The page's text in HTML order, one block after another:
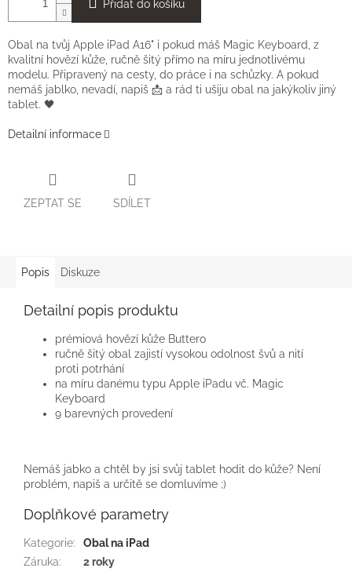
Přidat do košíku
Obal na tvůj Apple iPad A16" i pokud máš Magic Keyboard, z
kvalitní hovězí kůže, ručně šitý přímo na míru jednotlivému
modelu. Připravený na cesty, do práce i na schůzky. A pokud
nemáš jablko, nevadí, napiš 📩 a rád ti ušiju obal na jakýkoliv jiný
tablet. 🖤
Detailní informace
ZEPTAT SE SDÍLET
Popis Diskuze
Detailní popis produktu
prémiová hovězí kůže Buttero
ručně šitý obal zajistí vysokou odolnost švů a nití
proti potrhání
na míru danému typu Apple iPadu vč. Magic
Keyboard
9 barevných provedení
Nemáš jabko a chtěl by jsi svůj tablet hodit do kůže? Není
problém, napiš a určitě se domluvíme ;)
Doplňkové parametry
Kategorie:
Obal na iPad
Záruka: 2 roky